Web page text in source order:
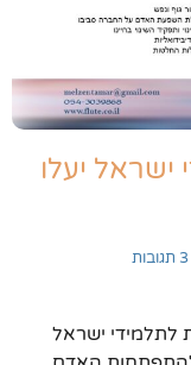
יעלו
3 תגובות
לתלמידי ישראל